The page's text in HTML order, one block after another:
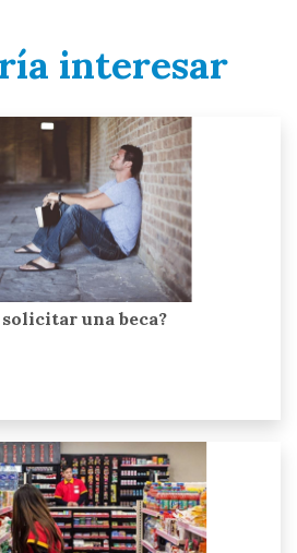
interesar
solicitar una beca?